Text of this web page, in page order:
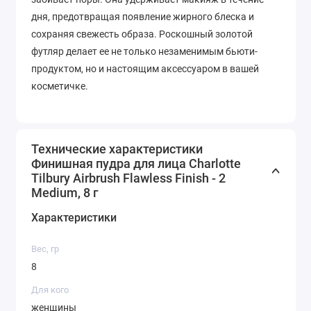
дня, предотвращая появление жирного блеска и
сохраняя свежесть образа. Роскошный золотой
футляр делает ее не только незаменимым бьюти-
продуктом, но и настоящим аксессуаром в вашей
косметичке.
Технические характеристики
Финишная пудра для лица Charlotte
Tilbury Airbrush Flawless Finish - 2
Medium, 8 г
Характеристики
Вес, гр
8
Для кого
женщины